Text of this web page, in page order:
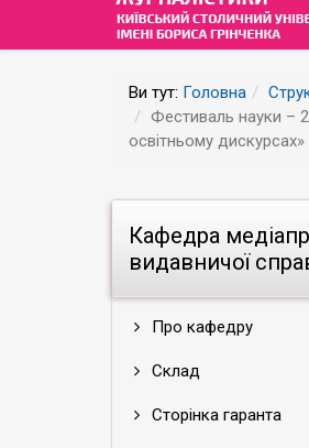
Ви тут: Головна
Фестиваль науки –
освітньому дискурсах»
Кафедра
видавничої
Про кафедру
Склад
Сторінка гаранта